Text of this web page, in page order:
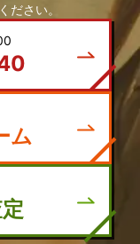
ださい。
ム